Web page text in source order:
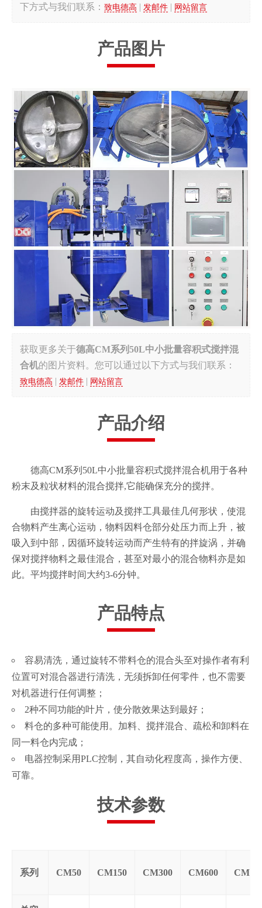
下方式与我们联系： 致电德高 | 发邮件| 网站留言
产品图片
获取更多关于德高CM系列50L中小批量容积式搅拌混
合机的图片资料。您可以通过以下方式与我们联系：
致电德高 | 发邮件| 网站留言
产品介绍
德高CM系列50L中小批量容积式搅拌混合机用于各种
粉末及粒状材料的混合搅拌,它能确保充分的搅拌。
由搅拌器的旋转运动及搅拌工具最佳几何形状，使混
合物料产生离心运动，物料因料仓部分处压力而上升，被
吸入到中部，因循环旋转运动而产生特有的拌旋涡，并确
保对搅拌物料之最佳混合，甚至对最小的混合物料亦是如
此。平均搅拌时间大约3-6分钟。
产品特点
容易清洗，通过旋转不带料仓的混合头至对操作者有利
位置可对混合器进行清洗，无须拆卸任何零件，也不需要
对机器进行任何调整；
2种不同功能的叶片，使分散效果达到最好；
料仓的多种可能使用。加料、搅拌混合、疏松和卸料在
同一料仓内完成；
电器控制采用PLC控制，其自动化程度高，操作方便、
可靠。
技术参数
系列 CM50 CM150 CM300 CM600